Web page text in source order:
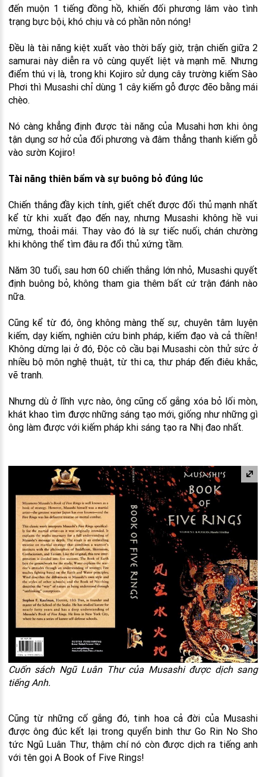
đến muộn 1 tiếng đồng hồ, khiến đối phương lâm vào tình
trạng bực bội, khó chịu và có phần nôn nóng!
Đều là tài năng kiệt xuất vào thời bấy giờ, trận chiến giữa 2
samurai này diễn ra vô cùng quyết liệt và mạnh mẽ. Nhưng
điểm thú vị là, trong khi Kojiro sử dụng cây trường kiếm Sào
Phơi thì Musashi chỉ dùng 1 cây kiếm gỗ được đẽo bằng mái
chèo.
Nó càng khẳng định được tài năng của Musahi hơn khi ông
tận dụng sơ hở của đối phương và đâm thẳng thanh kiếm gỗ
vào sườn Kojiro!
Tài năng thiên bẩm và sự buông bỏ đúng lúc
Chiến thắng đầy kịch tính, giết chết được đối thủ mạnh nhất
kể từ khi xuất đạo đến nay, nhưng Musashi không hề vui
mừng, thoải mái. Thay vào đó là sự tiếc nuối, chán chường
khi không thể tìm đâu ra đổi thủ xứng tầm.
Năm 30 tuổi, sau hơn 60 chiến thắng lớn nhỏ, Musashi quyết
định buông bỏ, không tham gia thêm bất cứ trận đánh nào
nữa.
Cũng kể từ đó, ông không màng thế sự, chuyên tâm luyện
kiếm, dạy kiếm, nghiên cứu binh pháp, kiếm đạo và cả thiền!
Không dừng lại ở đó, Độc cô cầu bại Musashi còn thử sức ở
nhiều bộ môn nghệ thuật, từ thi ca, thư pháp đến điêu khắc,
vẽ tranh.
Nhưng dù ở lĩnh vực nào, ông cũng cố gắng xóa bỏ lối mòn,
khát khao tìm được những sáng tạo mới, giống như những gì
ông làm được với kiếm pháp khi sáng tạo ra Nhị đao nhất.
Cuốn sách Ngũ Luân Thư của Musashi được dịch sang
tiếng Anh.
Cũng từ những cố gắng đó, tinh hoa cả đời của Musashi
được ông đúc kết lại trong quyển binh thư Go Rin No Sho
tức Ngũ Luân Thư, thậm chí nó còn được dịch ra tiếng anh
với tên gọi A Book of Five Rings!